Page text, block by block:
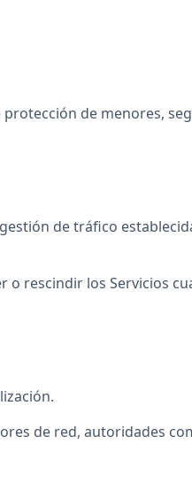
de menores,
de tráfico
rescindir los Servicios
de red, autoridades